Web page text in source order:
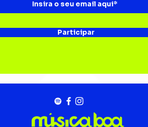
Participar